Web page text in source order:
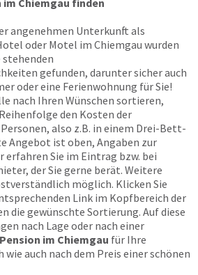
Chiemgau finden
angenehmen Unterkunft als
oder Motel im Chiemgau wurden
stehenden
gefunden, darunter sicher auch
oder eine Ferienwohnung für Sie!
nach Ihren Wünschen sortieren,
den Kosten der
also z.B. in einem Drei-Bett-
Angebot ist oben, Angaben zur
erfahren Sie im Eintrag bzw. bei
der Sie gerne berät. Weitere
möglich. Klicken Sie
Link im Kopfbereich der
die gewünschte Sortierung. Auf diese
nach Lage oder nach einer
im Chiemgau für Ihre
auch nach dem Preis einer schönen